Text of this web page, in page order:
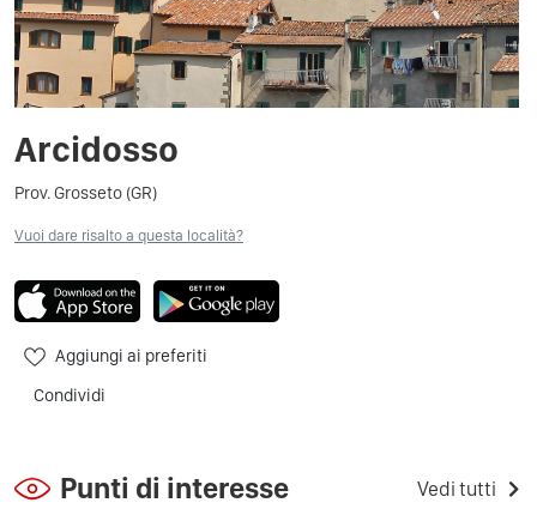
Arcidosso
Prov. Grosseto (GR)
Vuoi dare risalto a questa località?
Aggiungi ai preferiti
Condividi
Punti di interesse Vedi tutti